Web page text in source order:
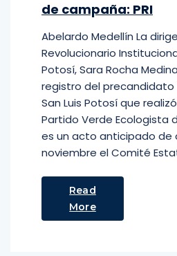
de campaña: PRI
Abelardo Medellín La
Revolucionario
Potosí, Sara Rocha
registro del precandidato
San Luis Potosí que
Partido Verde Ecologista
es un acto anticipado de
noviembre el Comité
Read
More